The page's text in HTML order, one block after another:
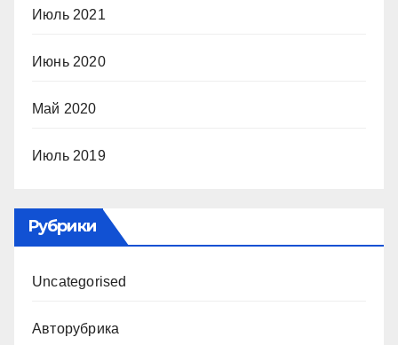
Июль 2021
Июнь 2020
Май 2020
Июль 2019
Рубрики
Uncategorised
Авторубрика